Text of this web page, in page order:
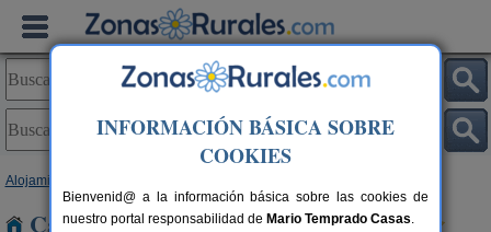
Alojamientos
Casas Rurales cerca de Triano
INFORMACIÓN BÁSICA SOBRE
COOKIES
Bienvenid@ a la información básica sobre las cookies de
nuestro portal responsabilidad de Mario Temprado Casas.